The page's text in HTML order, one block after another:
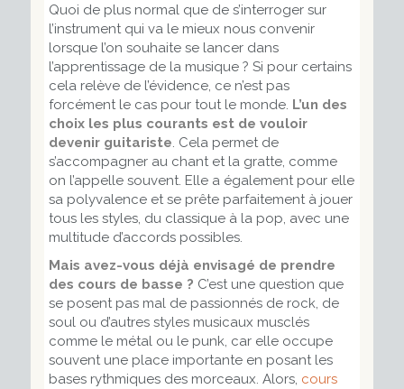
Quoi de plus normal que de s’interroger sur
l’instrument qui va le mieux nous convenir
lorsque l’on souhaite se lancer dans
l’apprentissage de la musique ? Si pour certains
cela relève de l’évidence, ce n’est pas
forcément le cas pour tout le monde. L’un des
choix les plus courants est de vouloir
devenir guitariste. Cela permet de
s’accompagner au chant et la gratte, comme
on l’appelle souvent. Elle a également pour elle
sa polyvalence et se prête parfaitement à jouer
tous les styles, du classique à la pop, avec une
multitude d’accords possibles.
Mais avez-vous déjà envisagé de prendre
des cours de basse ? C’est une question que
se posent pas mal de passionnés de rock, de
soul ou d’autres styles musicaux musclés
comme le métal ou le punk, car elle occupe
souvent une place importante en posant les
bases rythmiques des morceaux. Alors, cours